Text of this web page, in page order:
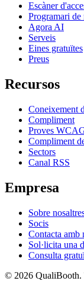
Escàner
Programari de
Agora AI
Serveis
Eines gratuïtes
Preus
Recursos
Coneixement
Compliment
Proves
Compliment
Sectors
Canal RSS
Empresa
Sobre
Socis
Contacta amb
Sol·licita una
Consulta
© 2026 QualiBooth.